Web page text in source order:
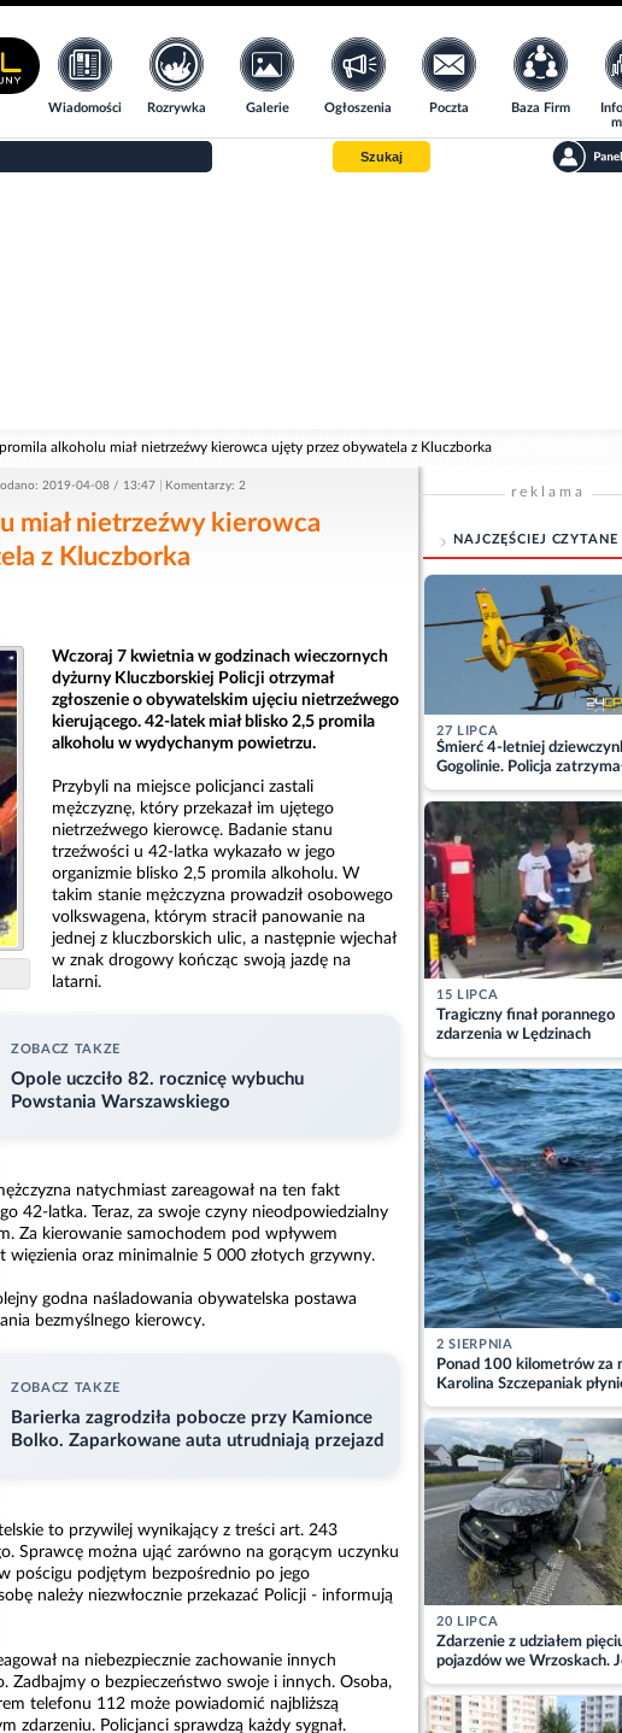
Wiadomości Rozrywka Galerie Ogłoszenia Poczta Baza Firm
Szukaj
alkoholu miał nietrzeźwy kierowca ujęty przez obywatela z Kluczborka
2019-04-08 / 13:47 Komentarzy: 2
miał nietrzeźwy kierowca
z Kluczborka
Wczoraj 7 kwietnia w godzinach wieczornych
dyżurny Kluczborskiej Policji otrzymał
zgłoszenie o obywatelskim ujęciu nietrzeźwego
kierującego. 42-latek miał blisko 2,5 promila
alkoholu w wydychanym powietrzu.
Przybyli na miejsce policjanci zastali
mężczyznę, który przekazał im ujętego
nietrzeźwego kierowcę. Badanie stanu
trzeźwości u 42-latka wykazało w jego
organizmie blisko 2,5 promila alkoholu. W
takim stanie mężczyzna prowadził osobowego
volkswagena, którym stracił panowanie na
jednej z kluczborskich ulic, a następnie wjechał
w znak drogowy kończąc swoją jazdę na
latarni.
ZOBACZ TAKZE
Opole uczciło 82. rocznicę wybuchu
Powstania Warszawskiego
natychmiast zareagował na ten fakt
42-latka. Teraz, za swoje czyny nieodpowiedzialny
Za kierowanie samochodem pod wpływem
oraz minimalnie 5 000 złotych grzywny.
godna naśladowania obywatelska postawa
bezmyślnego kierowcy.
ZOBACZ TAKZE
Barierka zagrodziła pobocze przy Kamionce
Bolko. Zaparkowane auta utrudniają przejazd
to przywilej wynikający z treści art. 243
Sprawcę można ująć zarówno na gorącym uczynku
pościgu podjętym bezpośrednio po jego
należy niezwłocznie przekazać Policji - informują
na niebezpiecznie zachowanie innych
Zadbajmy o bezpieczeństwo swoje i innych. Osoba,
telefonu 112 może powiadomić najbliższą
zdarzeniu. Policjanci sprawdzą każdy sygnał.
reklama
NAJCZĘŚCIEJ CZYTANE
27 LIPCA
Śmierć 4-letniej
Gogolinie. Policja
matkę
15 LIPCA
Tragiczny finał porannego
zdarzenia w Lędzinach
2 SIERPNIA
Ponad 100 kilometrów za
Karolina Szczepaniak
przez Bałtyk dla Piotra.
Aktualizacja
20 LIPCA
Zdarzenie z udziałem
pojazdów we Wrzoskach.
z kierowców zabrany w
kajdankach